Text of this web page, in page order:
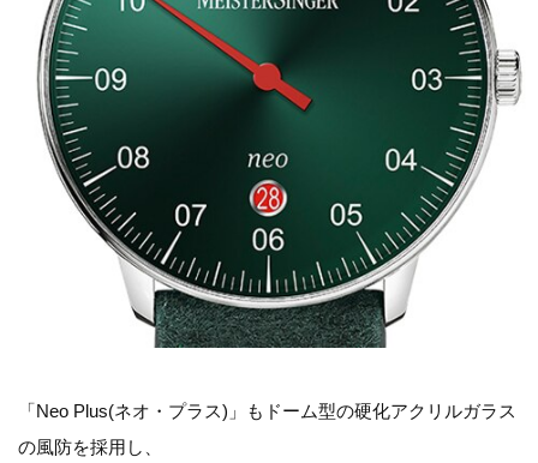
「Neo Plus(ネオ・プラス)」もドーム型の硬化アクリルガラス
の風防を採用し、